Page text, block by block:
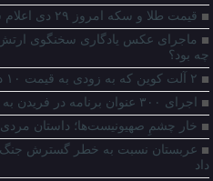
قیمت طلا و سکه امروز ۲۹ دی اعلام شد
ماجرای عکس یادگاری سخنگوی ارتش
چه بود؟
۲ آلت کوین که به زودی به قیمت ۱۰ دلار خواهند رسید!
اجرای ۳۰۰ عنوان برنامه در فریدن به مناسبت هفته بسیج
خار چشمِ صهیونیست‌ها؛ داستان مردی
عربستان نسبت به خطر گسترش جنگ
داد